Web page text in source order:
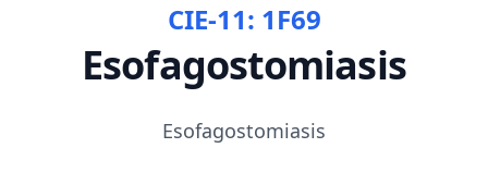
CIE-11: 1F69
Esofagostomiasis
Esofagostomiasis